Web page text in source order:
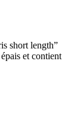
short length”
et contient